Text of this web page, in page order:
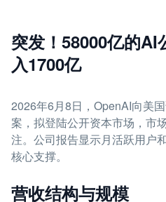
突发！58000亿的AI
入1700亿
2026年6月8日，OpenAI向美
案，拟登陆公开资本市场，市
注。公司报告显示月活跃用户
核心支撑。
营收结构与规模